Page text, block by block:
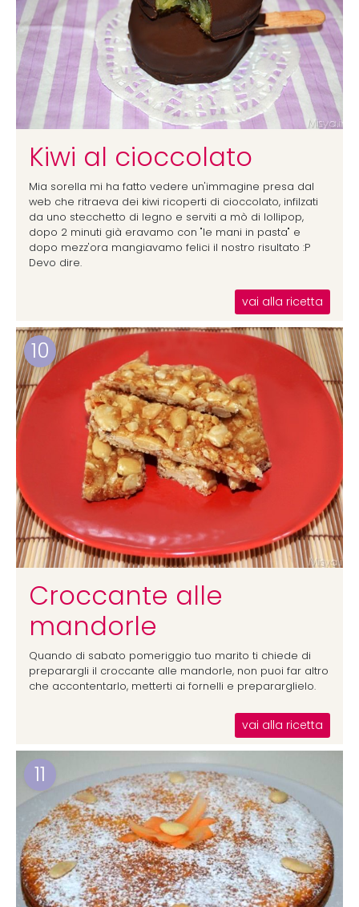
Kiwi al cioccolato
Mia sorella mi ha fatto vedere un'immagine presa dal
web che ritraeva dei kiwi ricoperti di cioccolato, infilzati
da uno stecchetto di legno e serviti a mò di lollipop,
dopo 2 minuti già eravamo con "le mani in pasta" e
dopo mezz'ora mangiavamo felici il nostro risultato :P
Devo dire.
vai alla ricetta
10
Croccante alle
mandorle
Quando di sabato pomeriggio tuo marito ti chiede di
preparargli il croccante alle mandorle, non puoi far altro
che accontentarlo, metterti ai fornelli e prepararglielo.
vai alla ricetta
11